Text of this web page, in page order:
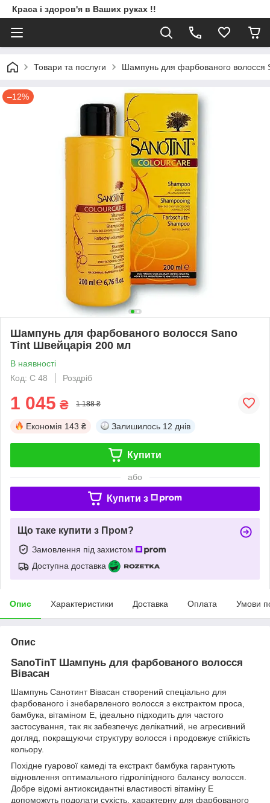
Краса і здоров'я в Ваших руках !!
Товари та послуги Шампунь для фарбованого волосся
–12%
Шампунь для фарбованого волосся Sano
Tint Швейцарія 200 мл
В наявності
Код: С 48
Роздріб
1 045 ₴ 1 188 ₴
Економія 143 ₴ Залишилось 12 днів
Купити
або
Купити з
Що таке купити з Пром?
Замовлення під захистом
Доступна доставка
Опис Характеристики Доставка Оплата Умови
Опис
SanoTinT Шампунь для фарбованого волосся
Вівасан
Шампунь Санотинт Вівасан створений спеціально для
фарбованого і знебарвленого волосся з екстрактом проса,
бамбука, вітаміном Е, ідеально підходить для частого
застосування, так як забезпечує делікатний, не агресивний
догляд, покращуючи структуру волосся і продовжує стійкість
кольору.
Похідне гуарової камеді та екстракт бамбука гарантують
відновлення оптимального гідроліпідного балансу волосся.
Добре відомі антиоксидантні властивості вітаміну Е
допоможуть подолати сухість, характерну для фарбованого